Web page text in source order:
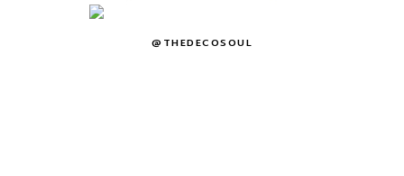
@THEDECOSOUL